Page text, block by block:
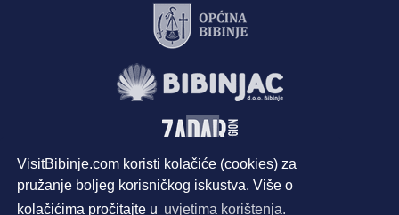
VisitBibinje.com koristi kolačiće (cookies) za
pružanje boljeg korisničkog iskustva. Više o
kolačićima pročitajte u uvjetima korištenja.